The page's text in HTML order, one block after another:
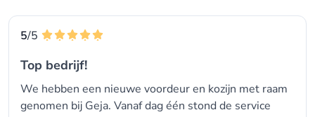
5/5
Top bedrijf!
We hebben een nieuwe voordeur en kozijn met raam
genomen bij Geja. Vanaf dag één stond de service